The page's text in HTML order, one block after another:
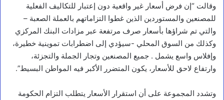
وقالت “إن فرض أسعار غير واقعية دون إعتبار للتكاليف الفعلية
للمصنعين والمستوردين الذين غطوا التزاماتهم بالعملة الصعبة –
والتي تم شراؤها بأسعار صرف مرتفعة عبر مزادات البنك المركزي
وكذلك من السوق المحلي -سيؤدي إلى اضطرابات تموينية خطيرة،
وإفلاس واسع يشمل . جميع المصنعين وتجار الجملة والتجزئة،
وارتفاع لاحق للأسعار، يكون المتضرر الأكبر فيه المواطن البسيط”.
وتشدد المجموعة على أن استقرار الأسعار يتطلب التزام الحكومة